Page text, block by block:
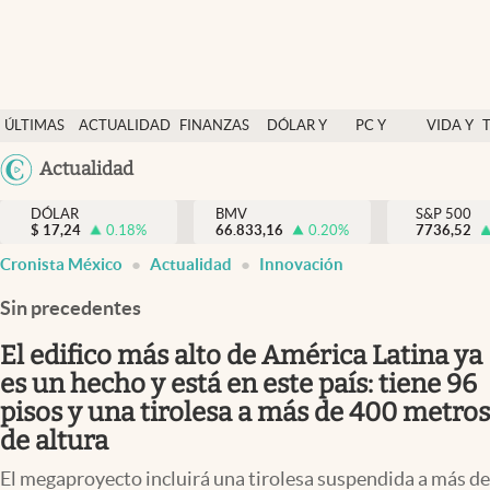
ÚLTIMAS
NOTICIAS
ACTUALIDAD
FINANZAS
DÓLAR Y
PC Y
VIDA Y
México
Actualidad
Actualidad
Finanzas y economía
Dólar y mercados
Pc y celular
Vida y estilo
DÓLAR
$ 17,24 0.18%
BMV
66.833,16
0.20%
S&P 500
7736,52
Cronista México Actualidad Innovación
Sin precedentes
El edifico más alto de América Latina ya
es un hecho y está en este país: tiene 96
pisos y una tirolesa a más de 400 metros
de altura
El megaproyecto incluirá una tirolesa suspendida a más de